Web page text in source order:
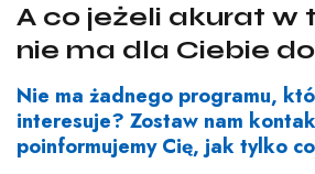
A co jeżeli akurat w
nie ma dla Ciebie
Nie ma żadnego programu,
interesuje? Zostaw nam
poinformujemy Cię, jak tylko